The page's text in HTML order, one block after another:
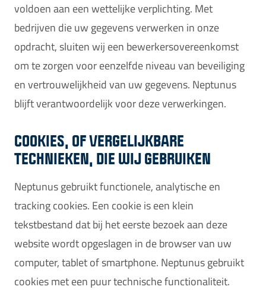
voldoen aan een wettelijke verplichting. Met
bedrijven die uw gegevens verwerken in onze
opdracht, sluiten wij een bewerkersovereenkomst
om te zorgen voor eenzelfde niveau van beveiliging
en vertrouwelijkheid van uw gegevens. Neptunus
blijft verantwoordelijk voor deze verwerkingen.
COOKIES, OF VERGELIJKBARE
TECHNIEKEN, DIE WIJ GEBRUIKEN
Neptunus gebruikt functionele, analytische en
tracking cookies. Een cookie is een klein
tekstbestand dat bij het eerste bezoek aan deze
website wordt opgeslagen in de browser van uw
computer, tablet of smartphone. Neptunus gebruikt
cookies met een puur technische functionaliteit.